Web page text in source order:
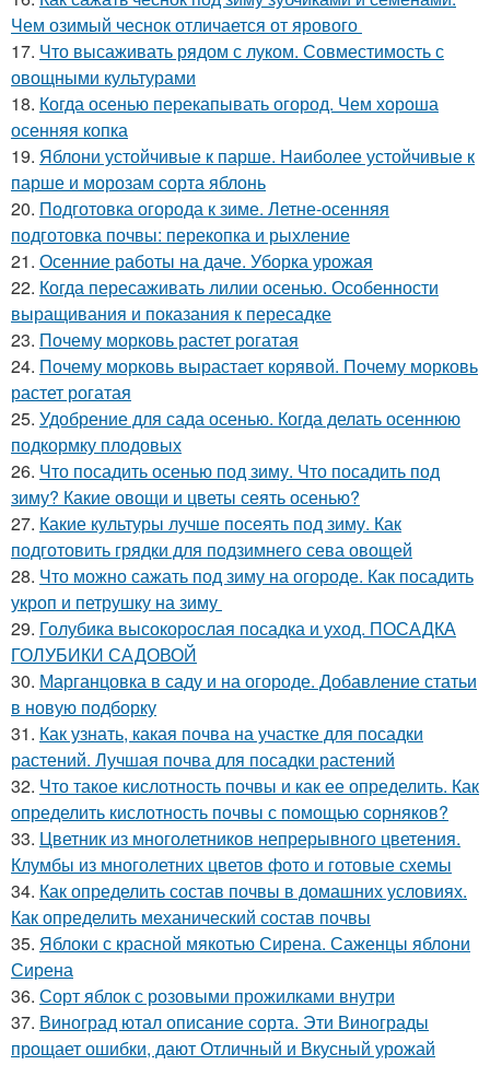
Чем озимый чеснок отличается от ярового
17. Что высаживать рядом с луком. Совместимость с
овощными культурами
18. Когда осенью перекапывать огород. Чем хороша
осенняя копка
19. Яблони устойчивые к парше. Наиболее устойчивые к
парше и морозам сорта яблонь
20. Подготовка огорода к зиме. Летне-осенняя
подготовка почвы: перекопка и рыхление
21. Осенние работы на даче. Уборка урожая
22. Когда пересаживать лилии осенью. Особенности
выращивания и показания к пересадке
23. Почему морковь растет рогатая
24. Почему морковь вырастает корявой. Почему морковь
растет рогатая
25. Удобрение для сада осенью. Когда делать осеннюю
подкормку плодовых
26. Что посадить осенью под зиму. Что посадить под
зиму? Какие овощи и цветы сеять осенью?
27. Какие культуры лучше посеять под зиму. Как
подготовить грядки для подзимнего сева овощей
28. Что можно сажать под зиму на огороде. Как посадить
укроп и петрушку на зиму
29. Голубика высокорослая посадка и уход. ПОСАДКА
ГОЛУБИКИ САДОВОЙ
30. Марганцовка в саду и на огороде. Добавление статьи
в новую подборку
31. Как узнать, какая почва на участке для посадки
растений. Лучшая почва для посадки растений
32. Что такое кислотность почвы и как ее определить. Как
определить кислотность почвы с помощью сорняков?
33. Цветник из многолетников непрерывного цветения.
Клумбы из многолетних цветов фото и готовые схемы
34. Как определить состав почвы в домашних условиях.
Как определить механический состав почвы
35. Яблоки с красной мякотью Сирена. Саженцы яблони
Сирена
36. Сорт яблок с розовыми прожилками внутри
37. Виноград ютал описание сорта. Эти Винограды
прощает ошибки, дают Отличный и Вкусный урожай